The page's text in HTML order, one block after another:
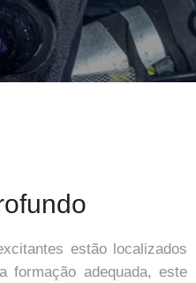
estão localizados
formação adequada, este